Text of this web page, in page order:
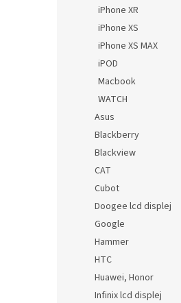
iPhone XR
iPhone XS
iPhone XS MAX
iPOD
Macbook
WATCH
Asus
Blackberry
Blackview
CAT
Cubot
Doogee lcd displej
Google
Hammer
HTC
Huawei, Honor
Infinix lcd displej